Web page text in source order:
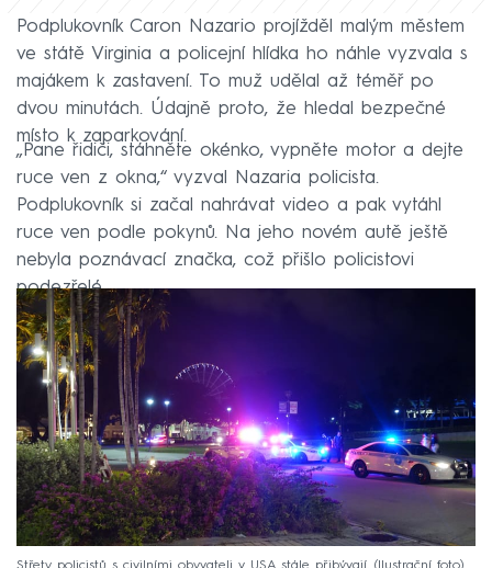
Podplukovník Caron Nazario projížděl malým městem
ve státě Virginia a policejní hlídka ho náhle vyzvala s
majákem k zastavení. To muž udělal až téměř po
dvou minutách. Údajně proto, že hledal bezpečné
místo k zaparkování.
„Pane řidiči, stáhněte okénko, vypněte motor a dejte
ruce ven z okna,“ vyzval Nazaria policista.
Podplukovník si začal nahrávat video a pak vytáhl
ruce ven podle pokynů. Na jeho novém autě ještě
nebyla poznávací značka, což přišlo policistovi
podezřelé.